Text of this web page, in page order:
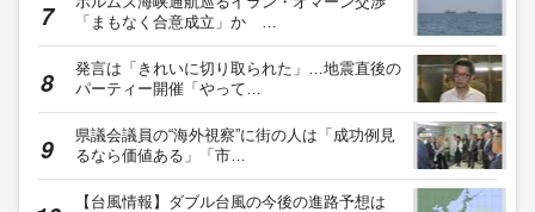
「まもなく合意成立」か …
発言は「きれいに切り取られた」…地震直後の
パーティー開催「やって…
県議会議員の“海外視察”に街の人は「成功例見
るなら価値ある」「市…
【台風情報】ダブル台風の今後の進路予想は